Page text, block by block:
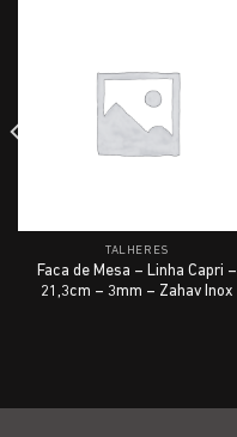
TALHERES
Faca de Mesa – Linha Capri –
21,3cm – 3mm – Zahav Inox